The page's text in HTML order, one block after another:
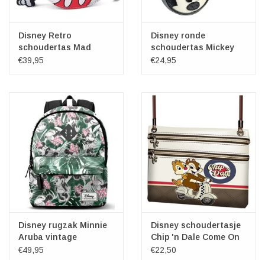
Disney Retro
schoudertas Mad
about Mickey
€39,95
Disney ronde
schoudertas Mickey
met pluche en
€24,95
Disney rugzak Minnie
Aruba vintage
€49,95
Disney schoudertasje
Chip 'n Dale Come On
€22,50